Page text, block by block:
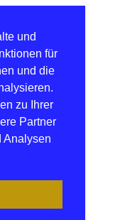
und
für
und die
zu Ihrer
Partner
Analysen